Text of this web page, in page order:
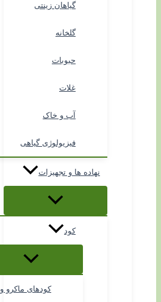
گیاهان زینتی
گلخانه
حبوبات
غلات
آب و خاک
فیزیولوژی گیاهی
نهاده ها و تجهیزات
کود
کودهای ماکرو و NPK